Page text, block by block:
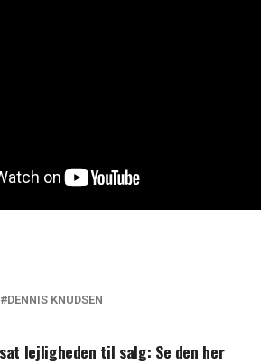
Nu er det muligt
DENNIS KNUDSEN
lejligheden til salg: Se den her